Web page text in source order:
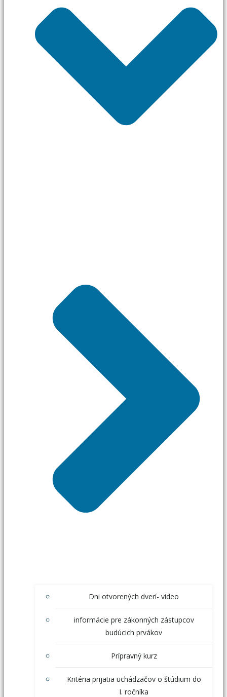
Dni otvorených dverí- video
informácie pre zákonných zástupcov
budúcich prvákov
Prípravný kurz
Kritéria prijatia uchádzačov o štúdium do
I. ročníka